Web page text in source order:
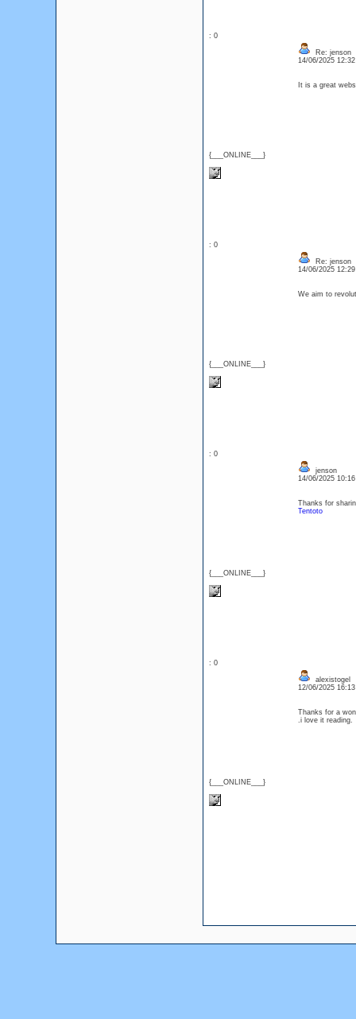
: 0
{___ONLINE___}
Re: jenson
14/06/2025
It is a great
: 0
{___ONLINE___}
Re: jenson
14/06/2025
We aim to
: 0
{___ONLINE___}
jenson
14/06/2025
Thanks for
Tentoto
: 0
{___ONLINE___}
alexistogel
12/06/2025
Thanks for a
.i love it